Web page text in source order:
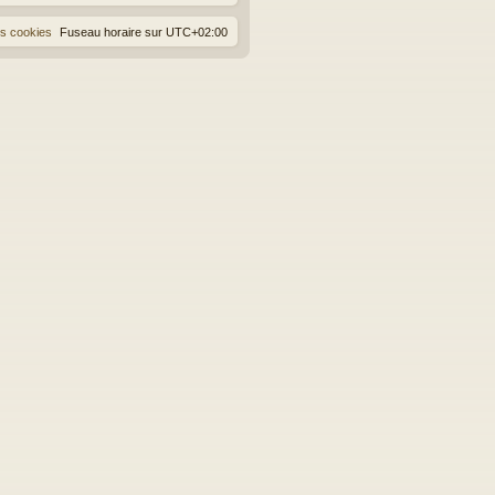
Fuseau horaire sur UTC+02:00
cookies